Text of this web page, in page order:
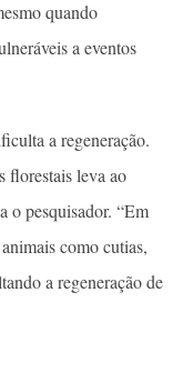
quando
a eventos
a regeneração.
florestais leva ao
o pesquisador. “Em
como cutias,
a regeneração de